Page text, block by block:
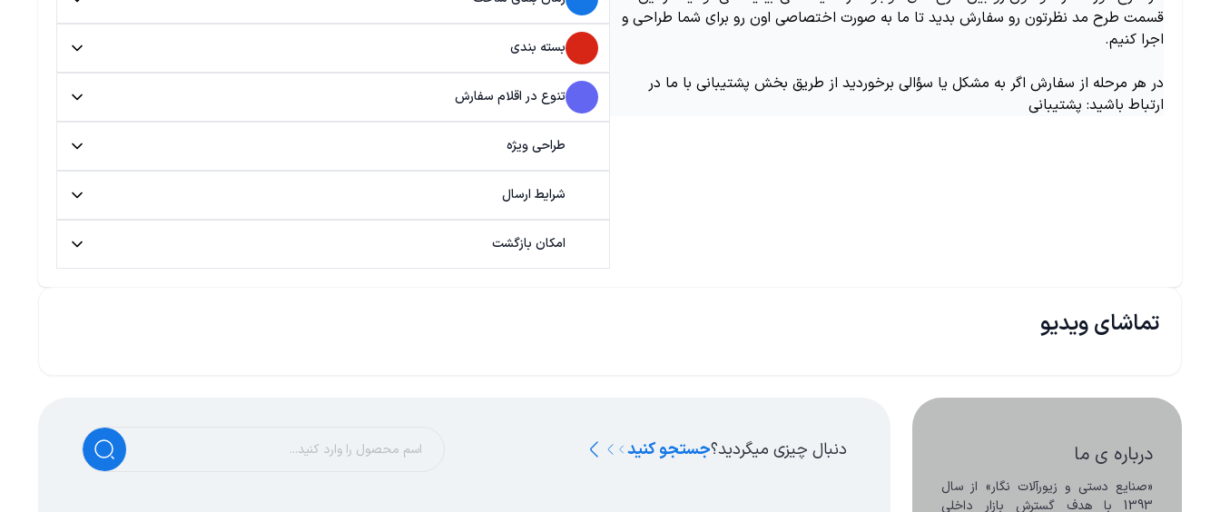
قسمت طرح مد نظرتون رو سفارش بدید تا ما به صورت اختصاصی اون رو برای شما طراحی و
اجرا کنیم.
در هر مرحله از سفارش اگر به مشکل یا سؤالی برخوردید از طریق بخش پشتیبانی با ما در
ارتباط باشید: پشتیبانی
بسته بندی
تنوع در اقلام سفارش
طراحی ویژه
شرایط ارسال
امکان بازگشت
تماشای ویدیو
درباره ی ما دنبال چیزی میگردید؟جستجو کنید